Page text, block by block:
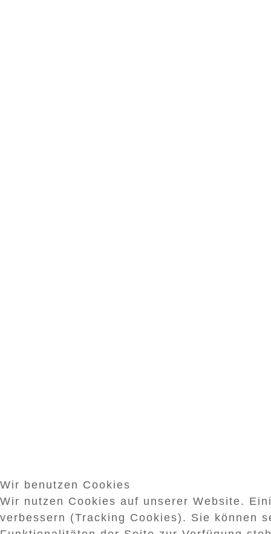
Wir benutzen Cookies
Wir nutzen Cookies auf unserer Website.
verbessern (Tracking Cookies). Sie können